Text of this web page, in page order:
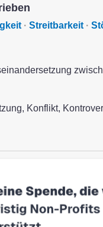
· Streitbarkeit ·
Konflikt,